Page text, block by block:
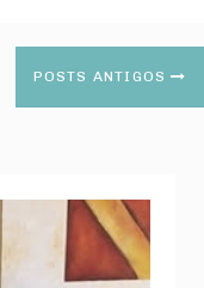
POSTS ANTIGOS